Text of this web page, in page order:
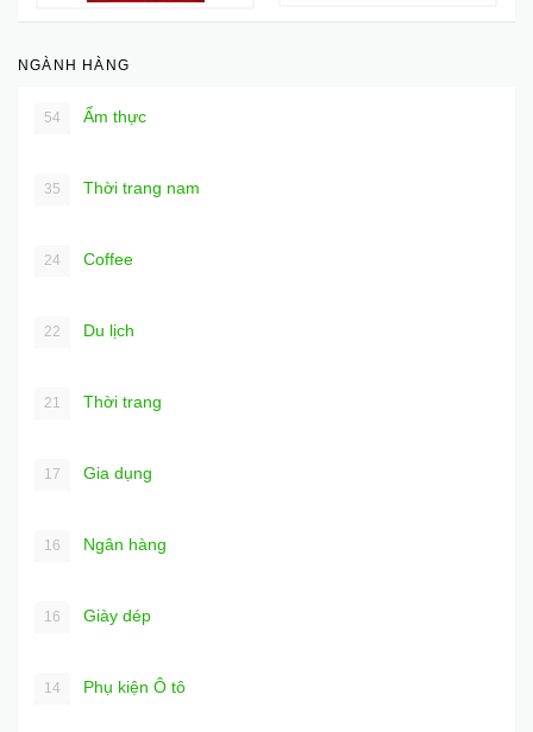
NGÀNH HÀNG
54 Ẩm thực
35 Thời trang nam
24 Coffee
22 Du lịch
21 Thời trang
17 Gia dụng
16 Ngân hàng
16 Giày dép
14 Phụ kiện Ô tô